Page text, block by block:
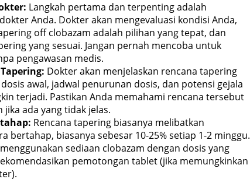
Langkah pertama dan terpenting adalah
Anda. Dokter akan mengevaluasi kondisi Anda,
off clobazam adalah pilihan yang tepat, dan
yang sesuai. Jangan pernah mencoba untuk
pengawasan medis.
Dokter akan menjelaskan rencana tapering
awal, jadwal penurunan dosis, dan potensi gejala
terjadi. Pastikan Anda memahami rencana tersebut
ada yang tidak jelas.
Rencana tapering biasanya melibatkan
bertahap, biasanya sebesar 10-25% setiap 1-2 minggu.
sediaan clobazam dengan dosis yang
pemotongan tablet (jika memungkinkan